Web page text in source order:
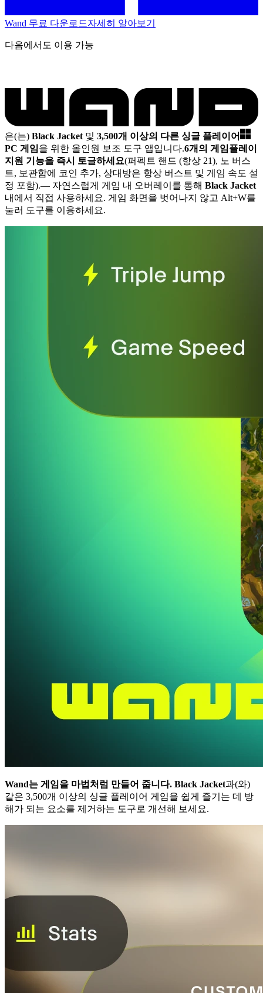
Wand 무료 다운로드자세히 알아보기
다음에서도 이용 가능
은(는) Black Jacket 및 3,500개 이상의 다른 싱글 플레이어
PC 게임을 위한 올인원 보조 도구 앱입니다.6개의 게임플레이
지원 기능을 즉시 토글하세요(퍼펙트 핸드 (항상 21), 노 버스
트, 보관함에 코인 추가, 상대방은 항상 버스트 및 게임 속도 설
정 포함).— 자연스럽게 게임 내 오버레이를 통해 Black Jacket
내에서 직접 사용하세요. 게임 화면을 벗어나지 않고 Alt+W를
눌러 도구를 이용하세요.
Wand는 게임을 마법처럼 만들어 줍니다. Black Jacket과(와)
같은 3,500개 이상의 싱글 플레이어 게임을 쉽게 즐기는 데 방
해가 되는 요소를 제거하는 도구로 개선해 보세요.